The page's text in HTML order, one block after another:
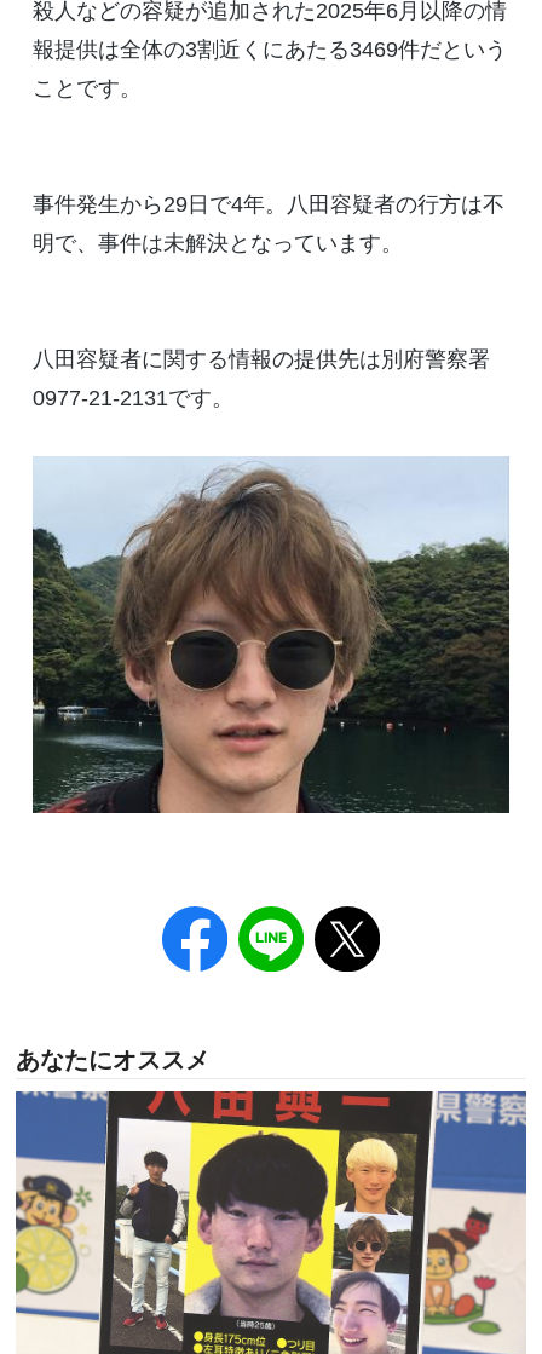
殺人などの容疑が追加された2025年6月以降の情
報提供は全体の3割近くにあたる3469件だという
ことです。
事件発生から29日で4年。八田容疑者の行方は不
明で、事件は未解決となっています。
八田容疑者に関する情報の提供先は別府警察署
0977-21-2131です。
あなたにオススメ